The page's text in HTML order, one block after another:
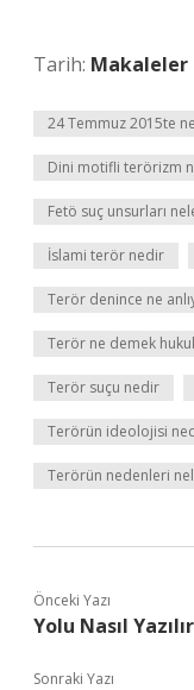
Tarih: Makaleler
24 Temmuz 2015te
Dini motifli terörizm
Fetö suç unsurları
İslami terör nedir
Terör denince ne
Terör ne demek
Terör suçu nedir
Terörün ideolojisi
Terörün nedenleri
Önceki Yazı
Yolu Nasıl Yazılır
Sonraki Yazı